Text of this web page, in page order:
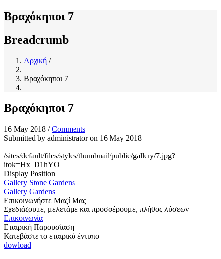
Βραχόκηποι 7
Breadcrumb
Αρχική /
Βραχόκηποι 7
Βραχόκηποι 7
16 May 2018 /Comments
Submitted by administratoron 16 May 2018
/sites/default/files/styles/thumbnail/public/gallery/7.jpg?
itok=Hx_D1hYO
Display Position
Gallery Stone Gardens
Gallery Gardens
Επικοινωνήστε Μαζί Μας
Σχεδιάζουμε, μελετάμε και προσφέρουμε, πλήθος λύσεων
Επικοινωνία
Εταιρική Παρουσίαση
Κατεβάστε το εταιρικό έντυπο
dowload